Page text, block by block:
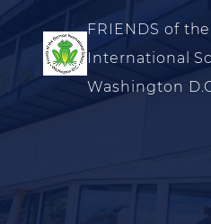
FRIENDS of
International
Washington